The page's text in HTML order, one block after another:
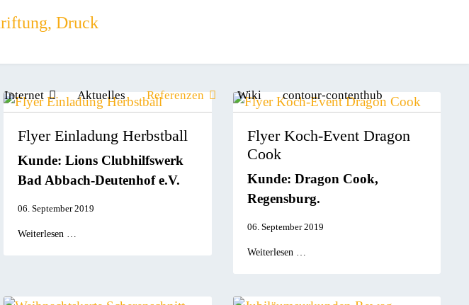
Internet Aktuelles Referenzen Wiki contour-contenthub
Flyer Einladung Herbstball
Kunde: Lions Clubhilfswerk
Bad Abbach-Deutenhof e.V.
06. September 2019
Weiterlesen …
Flyer Koch-Event Dragon
Cook
Kunde: Dragon Cook,
Regensburg.
06. September 2019
Weiterlesen …